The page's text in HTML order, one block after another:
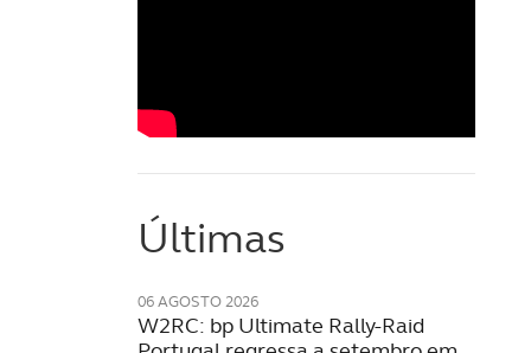
Últimas
06 AGOSTO 2026
W2RC: bp Ultimate Rally-Raid